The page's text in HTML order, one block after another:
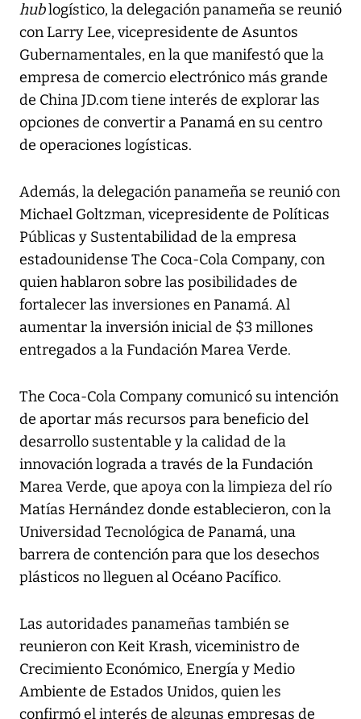
hublogístico, la delegación panameña se reunió
con Larry Lee, vicepresidente de Asuntos
Gubernamentales, en la que manifestó que la
empresa de comercio electrónico más grande
de China JD.com tiene interés de explorar las
opciones de convertir a Panamá en su centro
de operaciones logísticas.
Además, la delegación panameña se reunió con
Michael Goltzman, vicepresidente de Políticas
Públicas y Sustentabilidad de la empresa
estadounidense The Coca-Cola Company, con
quien hablaron sobre las posibilidades de
fortalecer las inversiones en Panamá. Al
aumentar la inversión inicial de $3 millones
entregados a la Fundación Marea Verde.
The Coca-Cola Company comunicó su intención
de aportar más recursos para beneficio del
desarrollo sustentable y la calidad de la
innovación lograda a través de la Fundación
Marea Verde, que apoya con la limpieza del río
Matías Hernández donde establecieron, con la
Universidad Tecnológica de Panamá, una
barrera de contención para que los desechos
plásticos no lleguen al Océano Pacífico.
Las autoridades panameñas también se
reunieron con Keit Krash, viceministro de
Crecimiento Económico, Energía y Medio
Ambiente de Estados Unidos, quien les
confirmó el interés de algunas empresas de